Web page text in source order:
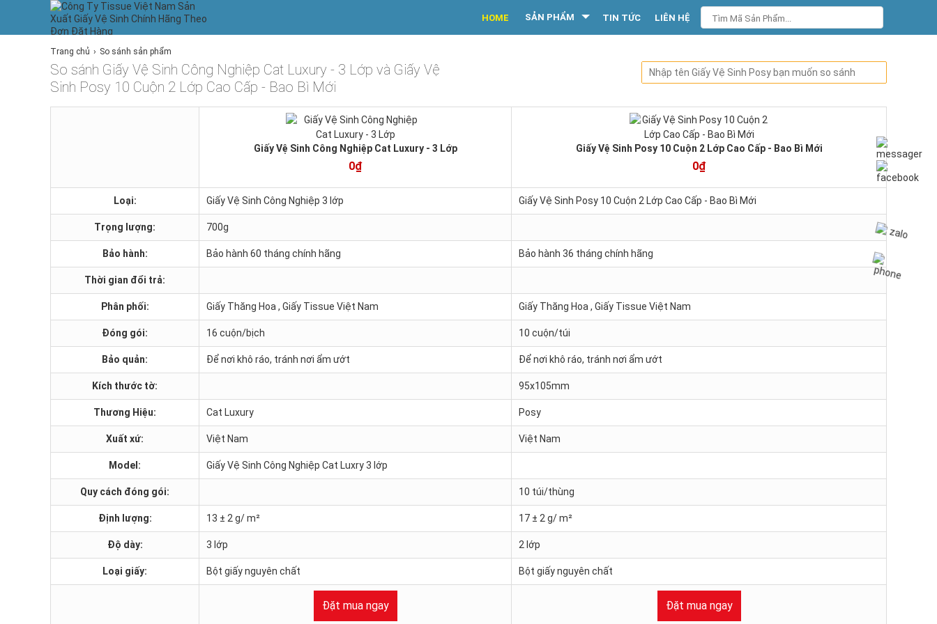
HOME SẢN PHẨM TIN TỨC LIÊN HỆ
Trang chủ So sánh sản phẩm
So sánh Giấy Vệ Sinh Công Nghiệp Cat Luxury - 3 Lớp và Giấy Vệ
Sinh Posy 10 Cuộn 2 Lớp Cao Cấp - Bao Bì Mới
Giấy Vệ Sinh Công Nghiệp Cat Luxury - 3 Lớp
0₫
Giấy Vệ Sinh Posy 10 Cuộn 2 Lớp Cao Cấp - Bao Bì Mới
0₫
Loại: Giấy Vệ Sinh Công Nghiệp 3 lớp Giấy Vệ Sinh Posy 10 Cuộn 2 Lớp Cao Cấp - Bao Bì Mới
Trọng lượng: 700g
Bảo hành: Bảo hành 60 tháng chính hãng Bảo hành 36 tháng chính hãng
Thời gian đổi trả:
Phân phối: Giấy Thăng Hoa , Giấy Tissue Việt Nam Giấy Thăng Hoa , Giấy Tissue Việt Nam
Đóng gói: 16 cuộn/bịch 10 cuộn/túi
Bảo quản: Để nơi khô ráo, tránh nơi ẩm ướt Để nơi khô ráo, tránh nơi ẩm ướt
Kích thước tờ: 95x105mm
Thương Hiệu: Cat Luxury Posy
Xuất xứ: Việt Nam Việt Nam
Model: Giấy Vệ Sinh Công Nghiệp Cat Luxry 3 lớp
Quy cách đóng gói: 10 túi/thùng
Định lượng: 13 ± 2 g/ m² 17 ± 2 g/ m²
Độ dày: 3 lớp 2 lớp
Loại giấy: Bột giấy nguyên chất Bột giấy nguyên chất
Đặt mua ngay Đặt mua ngay